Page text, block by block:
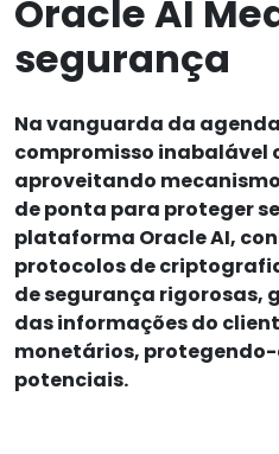
Oracle AI
segurança
Na vanguarda da
compromisso inabalável
aproveitando
de ponta para proteger
plataforma Oracle AI,
protocolos de
de segurança rigorosas,
das informações do
monetários,
potenciais.